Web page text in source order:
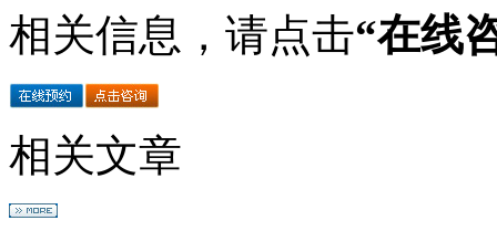
相关信息，请点击“在线
相关文章